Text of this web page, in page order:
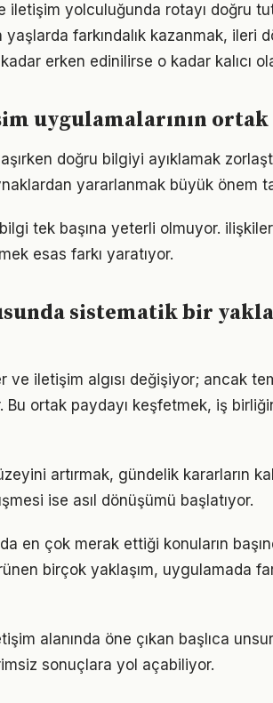
iletişim yolculuğunda rotayı doğru
farkındalık kazanmak, ileri
erken edinilirse o kadar kalıcı
uygulamalarının
doğru bilgiyi ayıklamak
yararlanmak büyük önem
tek başına yeterli olmuyor.
esas farkı yaratıyor.
sistematik bir
ve iletişim algısı değişiyor; ancak
ortak paydayı keşfetmek, iş
artırmak, gündelik kararların
ise asıl dönüşümü başlatıyor.
en çok merak ettiği konuların
birçok yaklaşım, uygulamada
alanında öne çıkan başlıca
sonuçlara yol açabiliyor.